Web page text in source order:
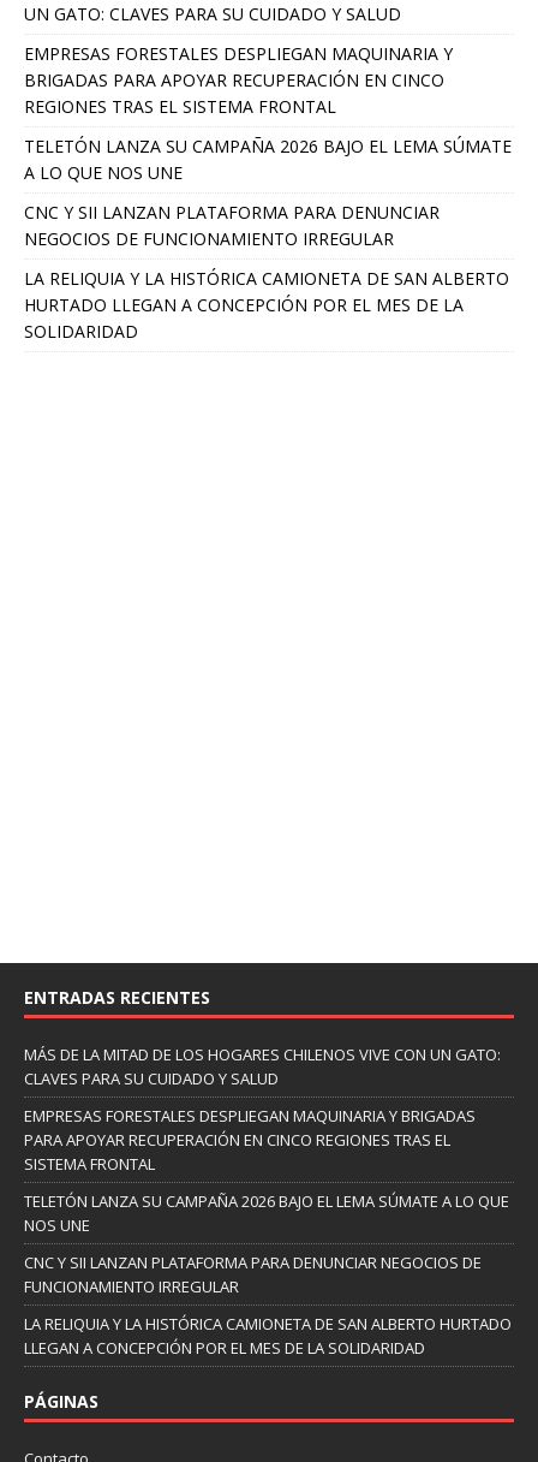
UN GATO: CLAVES PARA SU CUIDADO Y SALUD
EMPRESAS FORESTALES DESPLIEGAN MAQUINARIA Y
BRIGADAS PARA APOYAR RECUPERACIÓN EN CINCO
REGIONES TRAS EL SISTEMA FRONTAL
TELETÓN LANZA SU CAMPAÑA 2026 BAJO EL LEMA SÚMATE
A LO QUE NOS UNE
CNC Y SII LANZAN PLATAFORMA PARA DENUNCIAR
NEGOCIOS DE FUNCIONAMIENTO IRREGULAR
LA RELIQUIA Y LA HISTÓRICA CAMIONETA DE SAN ALBERTO
HURTADO LLEGAN A CONCEPCIÓN POR EL MES DE LA
SOLIDARIDAD
ENTRADAS RECIENTES
MÁS DE LA MITAD DE LOS HOGARES CHILENOS VIVE CON UN GATO:
CLAVES PARA SU CUIDADO Y SALUD
EMPRESAS FORESTALES DESPLIEGAN MAQUINARIA Y BRIGADAS
PARA APOYAR RECUPERACIÓN EN CINCO REGIONES TRAS EL
SISTEMA FRONTAL
TELETÓN LANZA SU CAMPAÑA 2026 BAJO EL LEMA SÚMATE A LO QUE
NOS UNE
CNC Y SII LANZAN PLATAFORMA PARA DENUNCIAR NEGOCIOS DE
FUNCIONAMIENTO IRREGULAR
LA RELIQUIA Y LA HISTÓRICA CAMIONETA DE SAN ALBERTO HURTADO
LLEGAN A CONCEPCIÓN POR EL MES DE LA SOLIDARIDAD
PÁGINAS